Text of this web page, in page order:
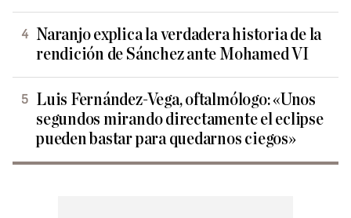
Naranjo explica la verdadera historia de la
rendición de Sánchez ante Mohamed VI
Luis Fernández-Vega, oftalmólogo: «Unos
segundos mirando directamente el eclipse
pueden bastar para quedarnos ciegos»